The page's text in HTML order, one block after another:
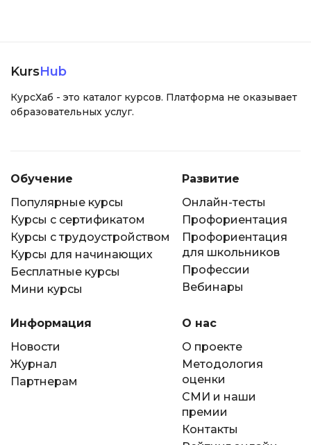
KursHub
КурсХаб - это каталог курсов. Платформа не оказывает
образовательных услуг.
Обучение
Популярные курсы
Курсы с сертификатом
Курсы с трудоустройством
Курсы для начинающих
Бесплатные курсы
Мини курсы
Развитие
Онлайн-тесты
Профориентация
Профориентация
для школьников
Профессии
Вебинары
Информация
Новости
Журнал
Партнерам
О нас
О проекте
Методология
оценки
СМИ и наши
премии
Контакты